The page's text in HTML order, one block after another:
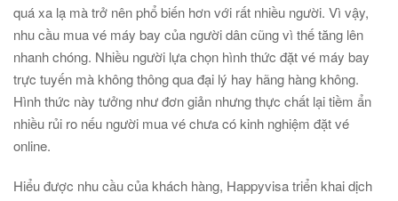
quá xa lạ mà trở nên phổ biến hơn với rất nhiều người. Vì vậy,
nhu cầu mua vé máy bay của người dân cũng vì thế tăng lên
nhanh chóng. Nhiều người lựa chọn hình thức đặt vé máy bay
trực tuyến mà không thông qua đại lý hay hãng hàng không.
Hình thức này tưởng như đơn giản nhưng thực chất lại tiềm ẩn
nhiều rủi ro nếu người mua vé chưa có kinh nghiệm đặt vé
online.
Hiểu được nhu cầu của khách hàng, Happyvisa triển khai dịch